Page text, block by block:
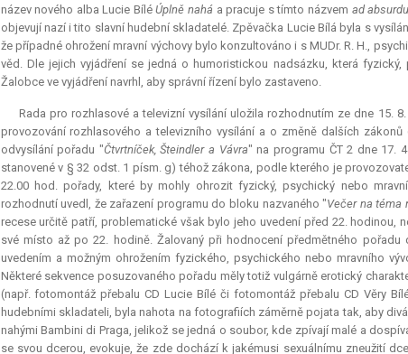
název nového alba Lucie BíléÚplně nahá a pracuje s tímto názvem ad
objevují nazí i tito slavní hudební skladatelé. Zpěvačka Lucie Bílá byla s
že případné ohrožení mravní výchovy bylo konzultováno i s MUDr. R. H.,
věd. Dle jejich vyjádření se jedná o humoristickou nadsázku, která
Žalobce ve vyjádření navrhl, aby správní řízení bylo zastaveno.
Rada pro rozhlasové a televizní vysílání uložila rozhodnutím ze dne 15.
provozování rozhlasového a televizního vysílání a o změně dalších
odvysílání pořadu "Čtvrtníček, Šteindler a Vávra" na programu ČT 2 dne 17.
stanovené v § 32 odst. 1 písm. g) téhož zákona, podle kterého je
22.00 hod. pořady, které by mohly ohrozit fyzický, psychický nebo
rozhodnutí uvedl, že zařazení programu do bloku nazvaného "Večer na téma
recese určitě patří, problematické však bylo jeho uvedení před 22. hodinou,
své místo až po 22. hodině. Žalovaný při hodnocení předmětného
uvedením a možným ohrožením fyzického, psychického nebo mravního
Některé sekvence posuzovaného pořadu měly totiž vulgárně erotický
(např. fotomontáž přebalu CD Lucie Bílé či fotomontáž přebalu CD Věry
hudebními skladateli, byla nahota na fotografiích záměrně pojata tak, aby
nahými Bambini di Praga, jelikož se jedná o soubor, kde zpívají malé a
se svou dcerou, evokuje, že zde dochází k jakémusi sexuálnímu zneužití